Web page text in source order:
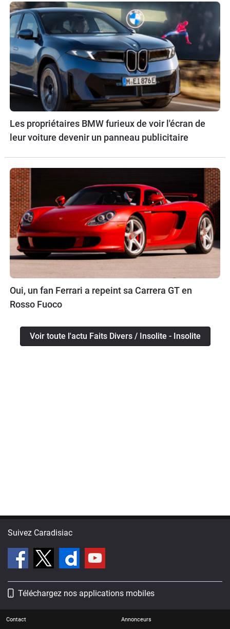
Les propriétaires BMW furieux de voir l'écran de
leur voiture devenir un panneau publicitaire
Oui, un fan Ferrari a repeint sa Carrera GT en
Rosso Fuoco
Voir toute l'actu Faits Divers / Insolite - Insolite
Suivez Caradisiac
Téléchargez nos applications mobiles
Contact Annonceurs